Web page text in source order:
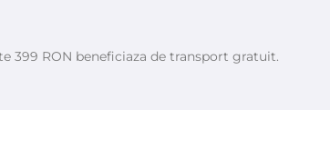
399 RON beneficiaza de transport gratuit.